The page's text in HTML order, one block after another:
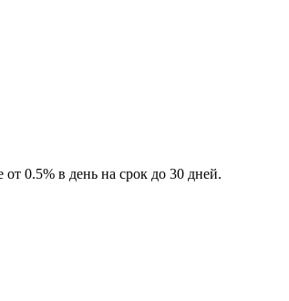
0.5% в день на срок до 30 дней.